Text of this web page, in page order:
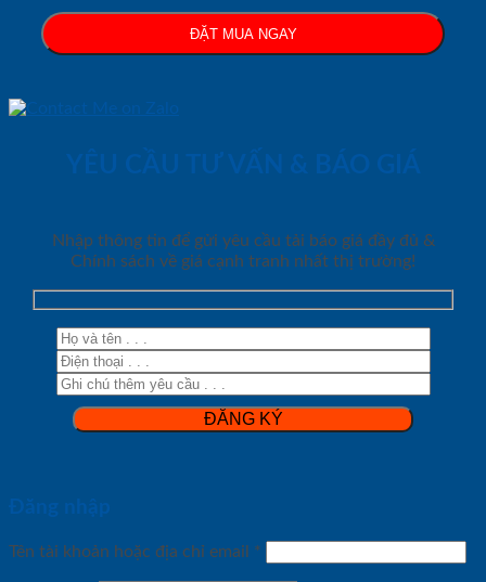
ĐẶT MUA NGAY
YÊU CẦU TƯ VẤN & BÁO GIÁ
Nhập thông tin để gửi yêu cầu tải báo giá đầy đủ &
Chính sách về giá cạnh tranh nhất thị trường!
Đăng nhập
Tên tài khoản hoặc địa chỉ email *